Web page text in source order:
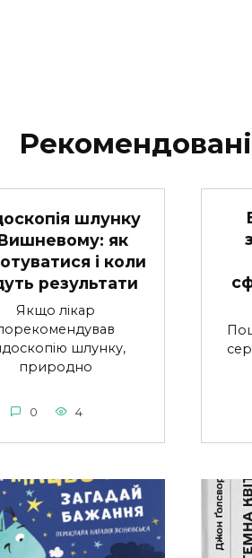
шлунку
як
і коли
результати
Якщо лікар
шлунку,
природно
0 4